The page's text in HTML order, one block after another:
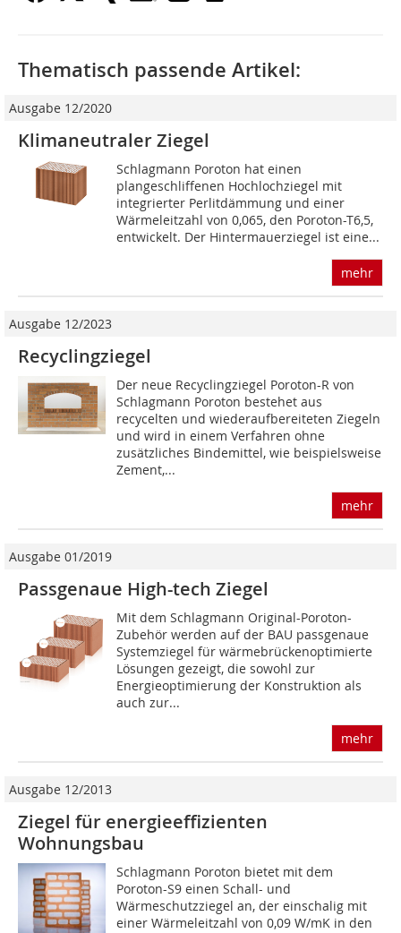
Thematisch passende Artikel:
Ausgabe 12/2020
Klimaneutraler Ziegel
Schlagmann Poroton hat einen
plangeschliffenen Hochlochziegel mit
integrierter Perlitdämmung und einer
Wärmeleitzahl von 0,065, den Poroton-T6,5,
entwickelt. Der Hintermauerziegel ist eine...
mehr
Ausgabe 12/2023
Recyclingziegel
Der neue Recyclingziegel Poroton-R von
Schlagmann Poroton bestehet aus
recycelten und wiederaufbereiteten Ziegeln
und wird in einem Verfahren ohne
zusätzliches Bindemittel, wie beispielsweise
Zement,...
mehr
Ausgabe 01/2019
Passgenaue High-tech Ziegel
Mit dem Schlagmann Original-Poroton-
Zubehör werden auf der BAU passgenaue
Systemziegel für wärmebrückenoptimierte
Lösungen gezeigt, die sowohl zur
Energieoptimierung der Konstruktion als
auch zur...
mehr
Ausgabe 12/2013
Ziegel für energieeffizienten
Wohnungsbau
Schlagmann Poroton bietet mit dem
Poroton-S9 einen Schall- und
Wärmeschutzziegel an, der einschalig mit
einer Wärmeleitzahl von 0,09 W/mK in den